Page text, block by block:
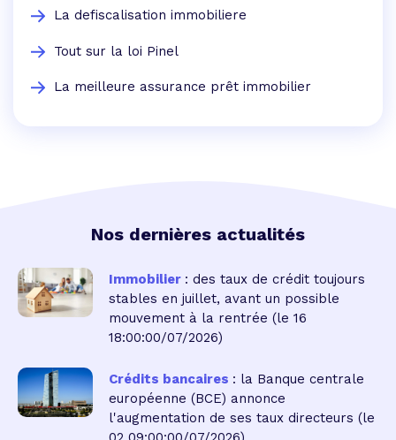
La defiscalisation immobiliere
Tout sur la loi Pinel
La meilleure assurance prêt immobilier
Nos dernières actualités
Immobilier : des taux de crédit toujours
stables en juillet, avant un possible
mouvement à la rentrée (le 16
18:00:00/07/2026)
Crédits bancaires : la Banque centrale
européenne (BCE) annonce
l'augmentation de ses taux directeurs (le